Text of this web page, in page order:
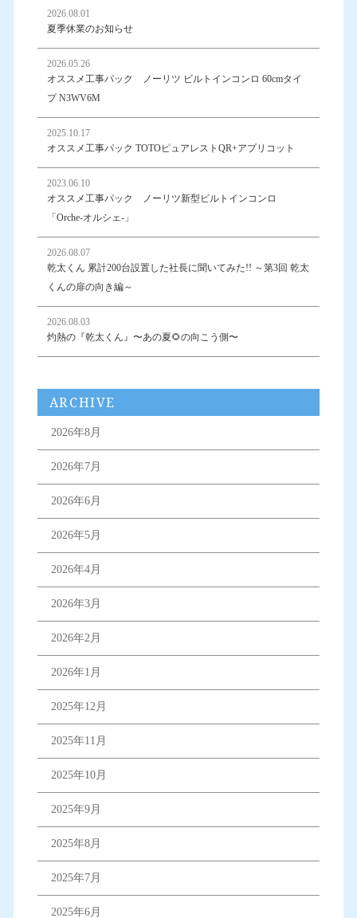
2026.08.01
夏季休業のお知らせ
2026.05.26
オススメ工事パック ノーリツ ビルトインコンロ 60cmタイ
プ N3WV6M
2025.10.17
オススメ工事パック TOTOピュアレストQR+アプリコット
2023.06.10
オススメ工事パック ノーリツ新型ビルトインコンロ
「Orche-オルシェ-」
2026.08.07
乾太くん 累計200台設置した社長に聞いてみた!! ～第3回 乾太
くんの扉の向き編～
2026.08.03
灼熱の『乾太くん』〜あの夏🌻の向こう側〜
ARCHIVE
2026年8月
2026年7月
2026年6月
2026年5月
2026年4月
2026年3月
2026年2月
2026年1月
2025年12月
2025年11月
2025年10月
2025年9月
2025年8月
2025年7月
2025年6月